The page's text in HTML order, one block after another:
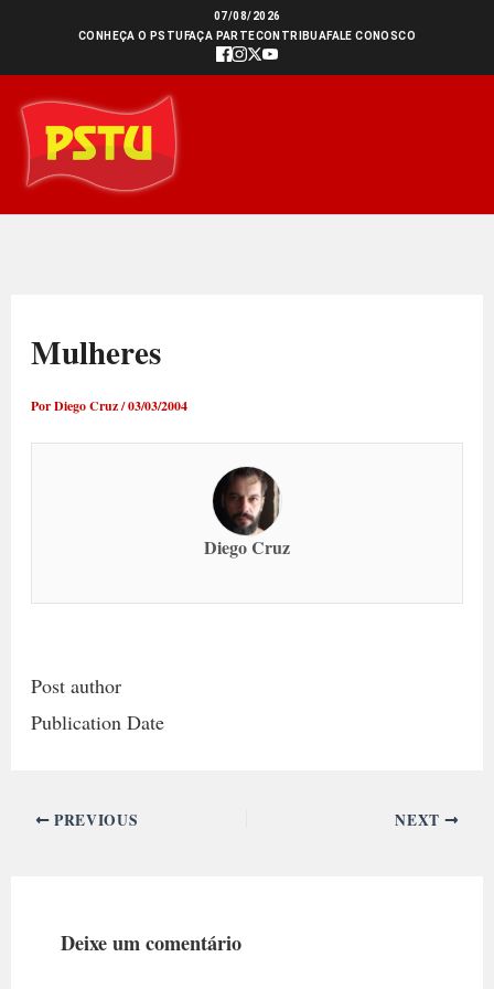
conteúdo
07/08/2026
CONHEÇA O PSTU FAÇA PARTECONTRIBUAFALE CONOSCO
Mulheres
PorDiego Cruz/03/03/2004
Diego Cruz
Post author
Publication Date
PREVIOUS NEXT
Deixe um comentário